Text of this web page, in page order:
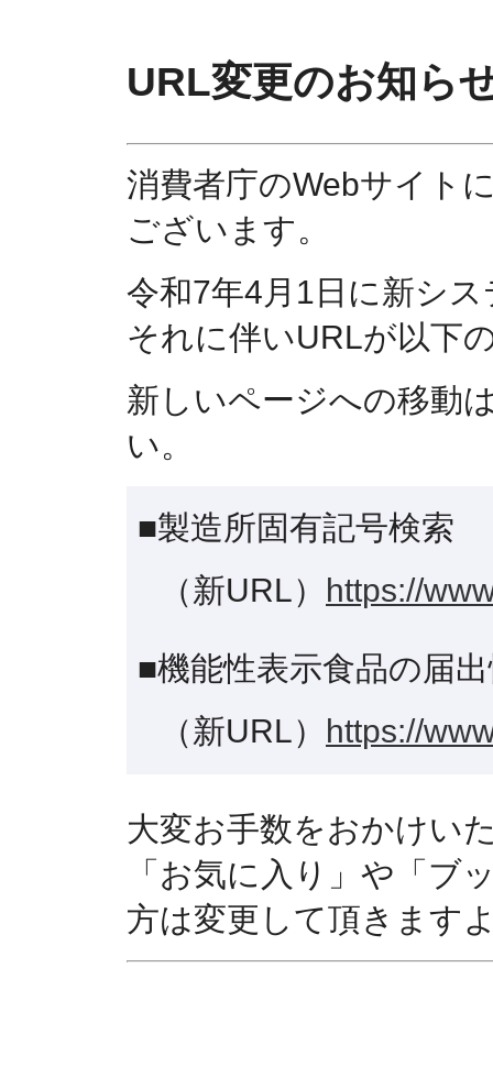
URL変更のお知ら
消費者庁のWebサイト
ございます。
令和7年4月1日に新シ
それに伴いURLが以下
新しいページへの移動
い。
■製造所固有記号検索
（新URL） https://
■機能性表示食品の届
（新URL） https://
大変お手数をおかけい
「お気に入り」や「ブ
方は変更して頂きます